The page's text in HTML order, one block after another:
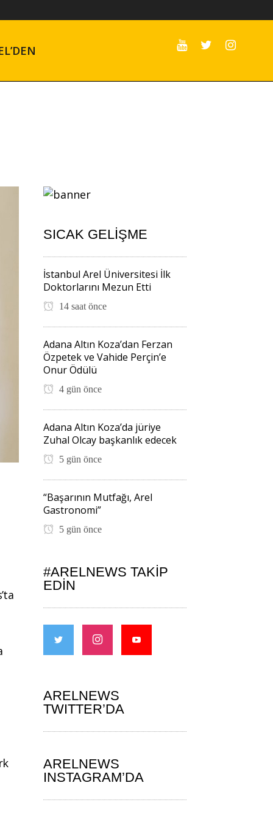
SICAK GELIŞME
İstanbul Arel Üniversitesi İlk
Doktorlarını Mezun Etti
14 saat önce
Adana Altın Koza’dan Ferzan
Özpetek ve Vahide Perçin’e
Onur Ödülü
4 gün önce
Adana Altın Koza’da jüriye
Zuhal Olcay başkanlık edecek
5 gün önce
“Başarının Mutfağı, Arel
Gastronomi”
5 gün önce
#ARELNEWS TAKIP
EDIN
ARELNEWS
TWITTER’DA
ARELNEWS
INSTAGRAM’DA